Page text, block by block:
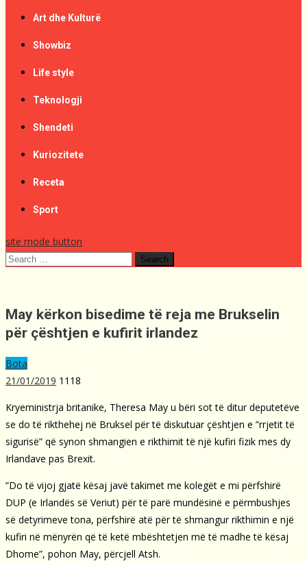
Art dhe Kulturë
Showbiz
Life style
Teknologji
Shendeti
Kuriozitete
Receta
Sport
site mode button
Search
May kërkon bisedime të reja me Brukselin
për çështjen e kufirit irlandez
Bota
21/01/2019 1118
Kryeministrja britanike, Theresa May u bëri sot të ditur deputetëve
se do të rikthehej në Bruksel për të diskutuar çështjen e ”rrjetit të
sigurisë” që synon shmangien e rikthimit të një kufiri fizik mes dy
Irlandave pas Brexit.
”Do të vijoj gjatë kësaj javë takimet me kolegët e mi përfshirë
DUP (e Irlandës së Veriut) për të parë mundësinë e përmbushjes
së detyrimeve tona, përfshirë atë për të shmangur rikthimin e një
kufiri në mënyrën që të ketë mbështetjen më të madhe të kësaj
Dhome”, pohon May, përcjell Atsh.